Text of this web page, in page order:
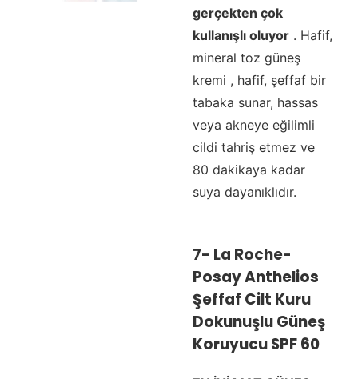
gerçekten çok
kullanışlı oluyor. Hafif,
mineral toz güneş
kremi , hafif, şeffaf bir
tabaka sunar, hassas
veya akneye eğilimli
cildi tahriş etmez ve
80 dakikaya kadar
suya dayanıklıdır.
7- La Roche-
Posay Anthelios
Şeffaf Cilt Kuru
Dokunuşlu Güneş
Koruyucu SPF 60